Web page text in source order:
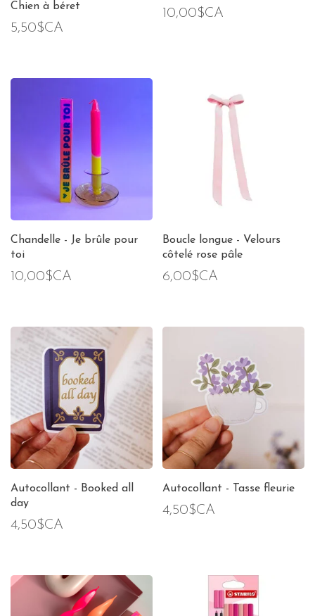
Chien à béret
5,50$CA
10,00$CA
Chandelle - Je brûle pour
toi
10,00$CA
Boucle longue - Velours
côtelé rose pâle
6,00$CA
Autocollant - Booked all
day
4,50$CA
Autocollant - Tasse fleurie
4,50$CA